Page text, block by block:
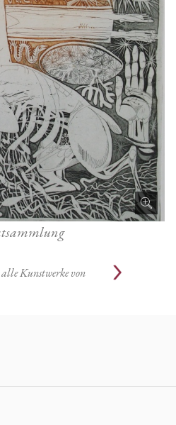
alle Kunstwerke von